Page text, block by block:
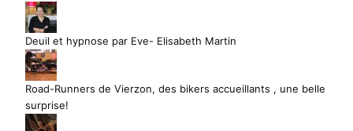
Deuil et hypnose par Eve- Elisabeth Martin
Road-Runners de Vierzon, des bikers accueillants , une belle
surprise!